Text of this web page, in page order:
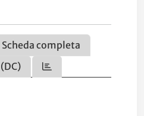
Scheda completa